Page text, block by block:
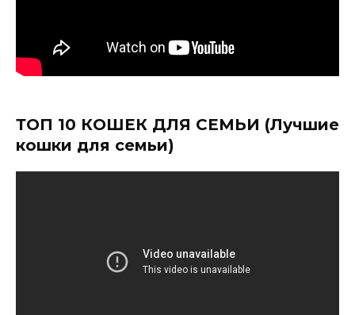
ТОП 10 КОШЕК ДЛЯ СЕМЬИ (Лучшие
кошки для семьи)